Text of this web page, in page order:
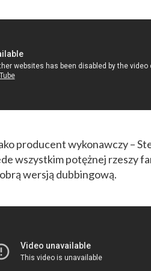
producent wykonawczy –
wszystkim potężnej rzeszy
wersją dubbingową.